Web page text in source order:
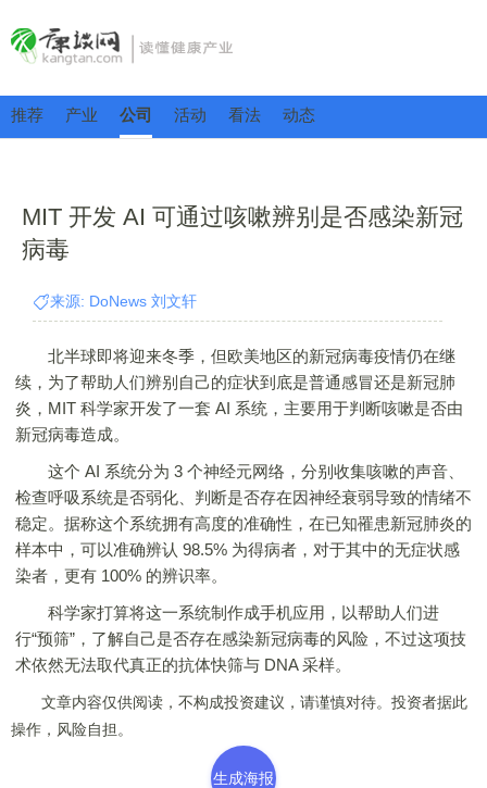
推荐 产业 公司 活动 看法 动态
MIT 开发 AI 可通过咳嗽辨别是否感染新冠
病毒
来源: DoNews 刘文轩
北半球即将迎来冬季，但欧美地区的新冠病毒疫情仍在继
续，为了帮助人们辨别自己的症状到底是普通感冒还是新冠肺
炎，MIT 科学家开发了一套 AI 系统，主要用于判断咳嗽是否由
新冠病毒造成。
这个 AI 系统分为 3 个神经元网络，分别收集咳嗽的声音、
检查呼吸系统是否弱化、判断是否存在因神经衰弱导致的情绪不
稳定。据称这个系统拥有高度的准确性，在已知罹患新冠肺炎的
样本中，可以准确辨认 98.5% 为得病者，对于其中的无症状感
染者，更有 100% 的辨识率。
科学家打算将这一系统制作成手机应用，以帮助人们进
行“预筛”，了解自己是否存在感染新冠病毒的风险，不过这项技
术依然无法取代真正的抗体快筛与 DNA 采样。
文章内容仅供阅读，不构成投资建议，请谨慎对待。投资者据此
操作，风险自担。
生成海报